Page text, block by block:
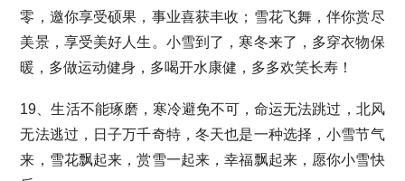
零，邀你享受硕果，事业喜获丰收；雪花飞舞，伴你赏尽
美景，享受美好人生。小雪到了，寒冬来了，多穿衣物保
暖，多做运动健身，多喝开水康健，多多欢笑长寿！
19、生活不能琢磨，寒冷避免不可，命运无法跳过，北风
无法逃过，日子万千奇特，冬天也是一种选择，小雪节气
来，雪花飘起来，赏雪一起来，幸福飘起来，愿你小雪快